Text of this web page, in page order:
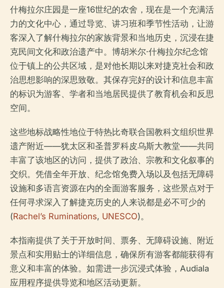
什梅拉尔庄园是一座16世纪的农舍，现在是一个充满活
力的文化中心，通过导览、讲习班和季节性活动，让游
客深入了解什梅拉尔的家族背景和当地历史，沉浸在捷
克民间文化和政治遗产中。博胡米尔·什梅拉尔纪念馆
位于镇上的公共区域，是对他长期以来对捷克社会和政
治思想影响的深思致敬。其保存完好的设计和信息丰富
的标识为游客、学者和当地居民提供了教育机会和反思
空间。
这些地标战略性地位于特热比奇联合国教科文组织世界
遗产附近——犹太区和圣普罗科皮乌斯大教堂——共同
丰富了该地区的访问，提供了政治、宗教和文化叙事的
交织。凭借全年开放、纪念馆免费入场以及包括无障碍
设施和多语言资源在内的全面游客服务，这些景点对于
任何寻求深入了解捷克历史的人来说都是必不可少的
(Rachel’s Ruminations, UNESCO)。
本指南提供了关于开放时间、票务、无障碍设施、附近
景点和实用贴士的详细信息，确保所有游客都能获得有
意义和丰富的体验。如需进一步沉浸式体验，Audiala
应用程序提供导览和地区活动更新。